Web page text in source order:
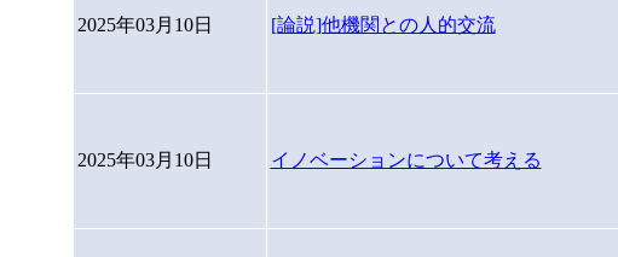
2025年03月10日 [論説]他機関との人的交流
2025年03月10日 イノベーションについて考える